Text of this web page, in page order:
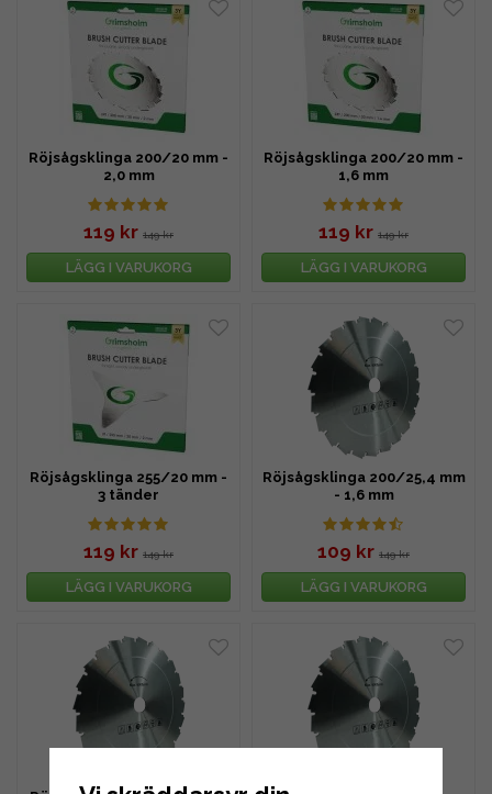
Röjsågsklinga 200/20 mm -
2,0 mm
119 kr 149 kr
LÄGG I VARUKORG
Röjsågsklinga 200/20 mm -
1,6 mm
119 kr 149 kr
LÄGG I VARUKORG
Röjsågsklinga 255/20 mm -
3 tänder
119 kr 149 kr
LÄGG I VARUKORG
Röjsågsklinga 200/25,4 mm
- 1,6 mm
109 kr 149 kr
LÄGG I VARUKORG